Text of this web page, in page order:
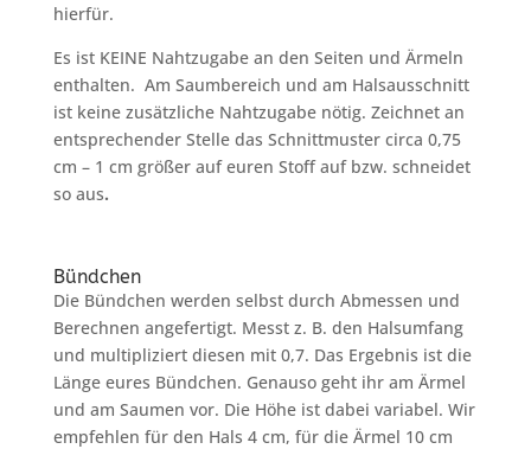
hierfür.
Es ist KEINE Nahtzugabe an den Seiten und Ärmeln
enthalten. Am Saumbereich und am Halsausschnitt
ist keine zusätzliche Nahtzugabe nötig. Zeichnet an
entsprechender Stelle das Schnittmuster circa 0,75
cm – 1 cm größer auf euren Stoff auf bzw. schneidet
so aus.
Bündchen
Die Bündchen werden selbst durch Abmessen und
Berechnen angefertigt. Messt z. B. den Halsumfang
und multipliziert diesen mit 0,7. Das Ergebnis ist die
Länge eures Bündchen. Genauso geht ihr am Ärmel
und am Saumen vor. Die Höhe ist dabei variabel. Wir
empfehlen für den Hals 4 cm, für die Ärmel 10 cm